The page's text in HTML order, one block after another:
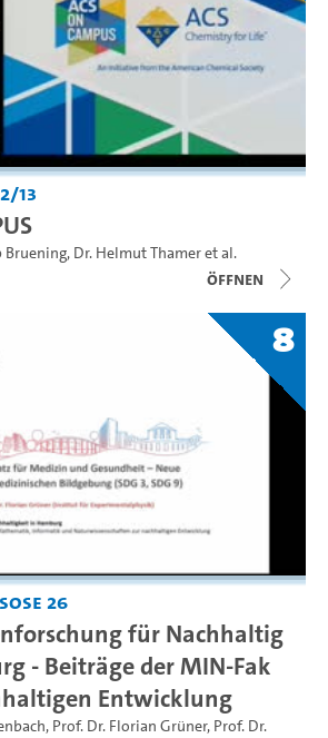
13
Bruening, Dr. Helmut Thameret al.
Öffnen
8
SoSe 26
für Nachhaltig
- Beiträge der MIN-Fak
Entwicklung
, Prof. Dr. Florian Grüner, Prof. Dr.